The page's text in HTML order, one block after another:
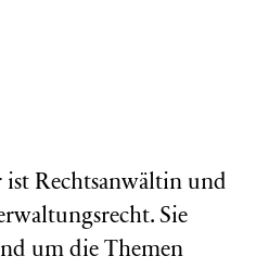
Rechtsanwältin und
Sie
um die Themen